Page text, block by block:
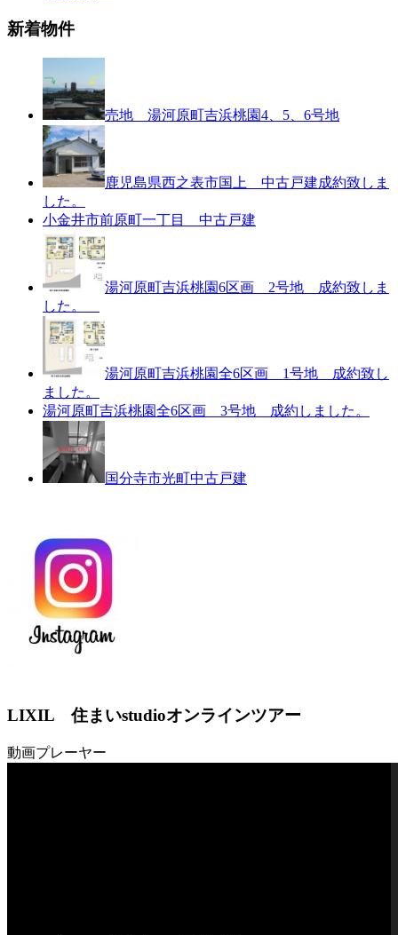
新着物件
売地 湯河原町吉浜桃園4、5、6号地
鹿児島県西之表市国上 中古戸建成約致しま
した。
小金井市前原町一丁目 中古戸建
湯河原町吉浜桃園6区画 2号地 成約致しま
した。
湯河原町吉浜桃園全6区画 1号地 成約致し
ました。
湯河原町吉浜桃園全6区画 3号地 成約しました。
国分寺市光町中古戸建
LIXIL 住まいstudioオンラインツアー
動画プレーヤー